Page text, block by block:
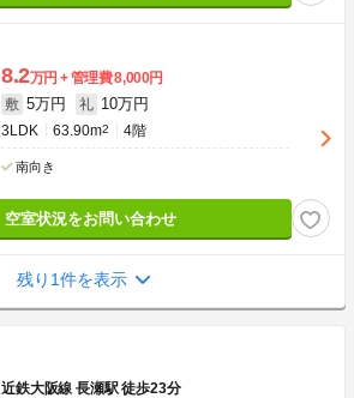
8.2万円 管理費8,000円
敷 5万円 礼 10万円
3LDK 63.90m2 4階
南向き
空室状況をお問い合わせ
残り1件を表示
近鉄大阪線 長瀬駅 徒歩23分